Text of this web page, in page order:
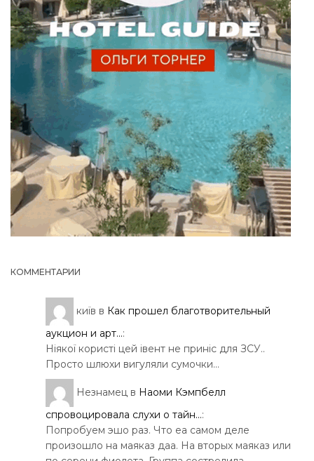
КОММЕНТАРИИ
київ в Как прошел благотворительный
аукцион и арт...:
Ніякої користі цей івент не приніс для ЗСУ..
Просто шлюхи вигуляли сумочки…
Незнамец в Наоми Кэмпбелл
спровоцировала слухи о тайн...:
Попробуем эшо раз. Что еа самом деле
произошло на маяказ даа. На вторых маяказ или